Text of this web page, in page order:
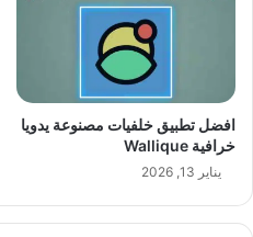
افضل تطبيق خلفيات مصنوعة يدويا
خرافية Wallique‏
يناير 13, 2026